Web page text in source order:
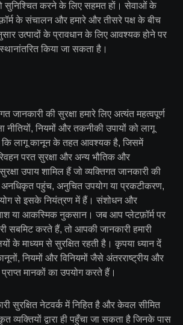
सुनिश्चित करने के लिए सहमत हों। सेवाओं के
के संचालन और हमारे और तीसरे पक्ष के बीच
उत्पादों के प्रावधान के लिए आवश्यक होने पर
किया जा सकता है।
जानकारी की सुरक्षा हमारे लिए अत्यंत महत्वपूर्ण
नीतियों, नियमों और तकनीकी उपायों को लागू
कि लागू कानून के तहत आवश्यक है, जिसमें
परत सुरक्षा और अन्य भौतिक और
उपाय शामिल हैं जो व्यक्तिगत जानकारी की
अनधिकृत पहुंच, अनुचित उपयोग या प्रकटीकरण,
से इसके नियंत्रण में हैं। संशोधन और
या आकस्मिक नुकसान। जब आप प्लेटफ़ॉर्म पर
सबमिट करते हैं, तो आपकी जानकारी हमारी
के माध्यम से सुरक्षित रहती है। कृपया ध्यान दें
नियमों और विनियमों जैसे अंतरराष्ट्रीय और
प्राप्त मानकों का उपयोग करते हैं।
सुरक्षित नेटवर्क में निहित है और केवल सीमित
व्यक्तियों द्वारा ही पहुँचा जा सकता है जिनके पास